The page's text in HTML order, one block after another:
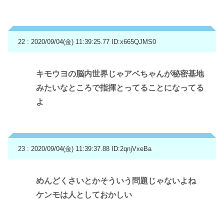
22 : 2020/09/04(金) 11:39:25.77 ID:x665QJMS0
キモウヨの脳内世界じゃアベちゃんが秘密基地
みたいなところで指揮とってることになってる
よ
23 : 2020/09/04(金) 11:39:37.88 ID:2qnjVxeBa
めんどくさいとかそういう問題じゃないよね
ケンモは人としておかしい